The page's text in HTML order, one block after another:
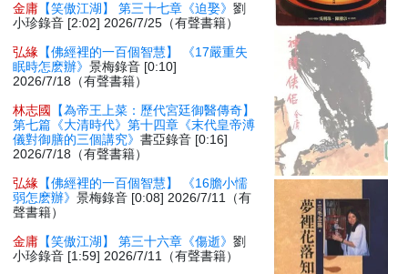
金庸 【笑傲江湖】 第三十七章《迫娶》劉
小珍錄音 [2:02] 2026/7/25（有聲書籍）
弘緣 【佛經裡的一百個智慧】 《17嚴重失
眠時怎麽辦》景梅錄音 [0:10]
2026/7/18（有聲書籍）
林志國
【為帝王上菜：歷代宮廷御醫傳奇】
第七篇《大清時代》第十四章《末代皇帝溥
儀對御膳的三個講究》書亞錄音 [0:16]
2026/7/18（有聲書籍）
弘緣 【佛經裡的一百個智慧】 《16膽小懦
弱怎麽辦》景梅錄音 [0:08] 2026/7/11（有
聲書籍）
金庸 【笑傲江湖】 第三十六章《傷逝》劉
小珍錄音 [1:59] 2026/7/11（有聲書籍）